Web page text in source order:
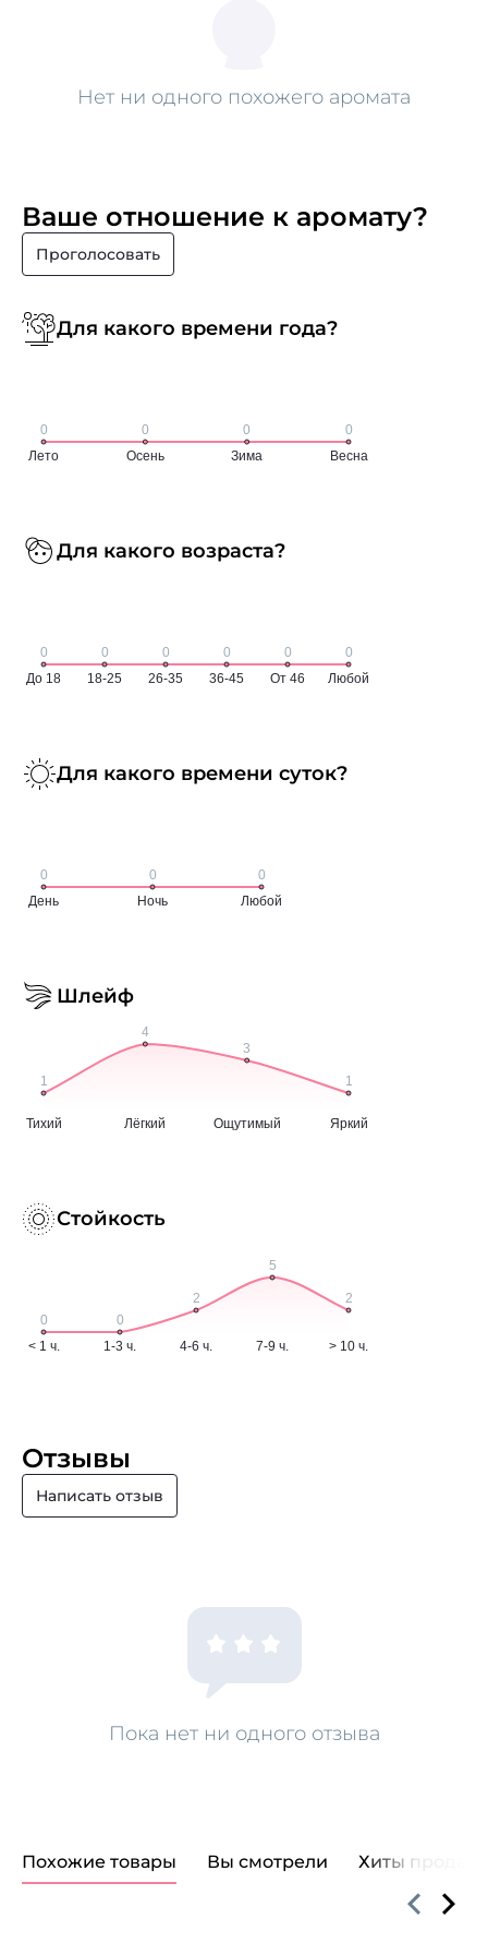
Нет ни одного похожего аромата
Ваше отношение к аромату?
Проголосовать
Для какого времени года?
Для какого возраста?
Для какого времени суток?
Шлейф
Стойкость
Отзывы
Написать отзыв
Пока нет ни одного отзыва
Похожие товары Вы смотрели Хиты продаж